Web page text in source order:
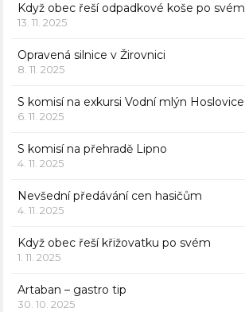
Když obec řeší odpadkové koše po svém
13. 11. 2025
Opravená silnice v Žirovnici
8. 11. 2025
S komisí na exkursi Vodní mlýn Hoslovice
6. 11. 2025
S komisí na přehradě Lipno
4. 11. 2025
Nevšední předávání cen hasičům
4. 11. 2025
Když obec řeší křižovatku po svém
1. 11. 2025
Artaban – gastro tip
30. 10. 2025